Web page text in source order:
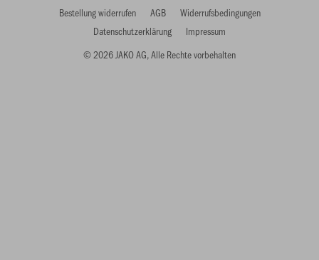
© 2026 JAKO AG, Alle Rechte vorbehalten
Bestellung widerrufen AGB
Widerrufsbedingungen
Datenschutzerklärung
Impressum